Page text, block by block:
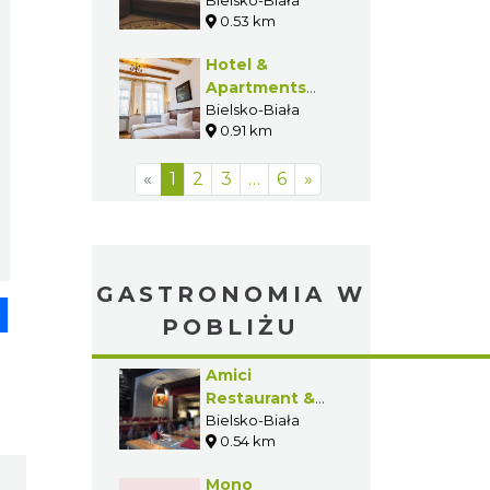
PTSM Bolka i
0.53 km
Hotel &
Apartments
Ventus Rosa
Bielsko-Biała
0.91 km
« 1 2 3 … 6 »
GASTRONOMIA W
POBLIŻU
Amici
Restaurant &
Bistro
Bielsko-Biała
0.54 km
Mono